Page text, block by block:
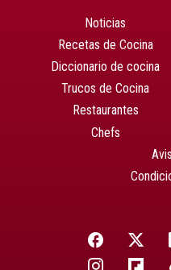
Noticias
Recetas de Cocina
Diccionario de cocina
Trucos de Cocina
Restaurantes
Chefs